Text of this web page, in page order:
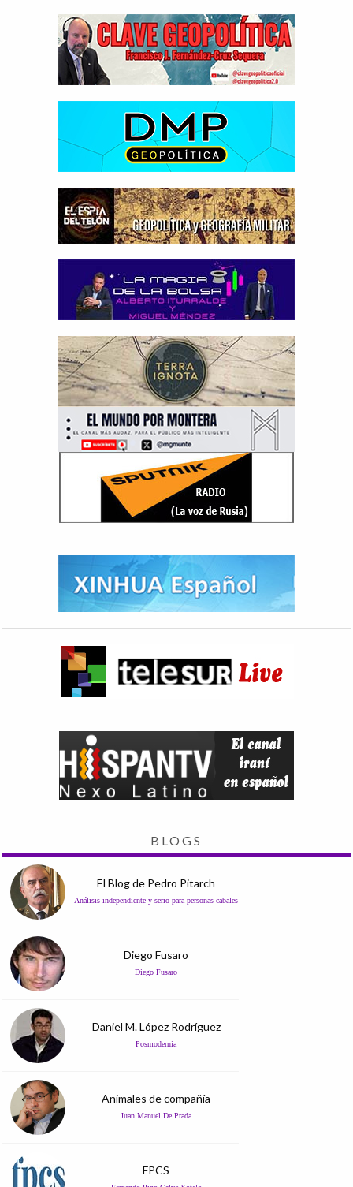
BLOGS
El Blog de Pedro Pitarch
Análisis independiente y serio para personas cabales
Diego Fusaro
Diego Fusaro
Daniel M. López Rodríguez
Posmodernia
Animales de compañía
Juan Manuel De Prada
FPCS